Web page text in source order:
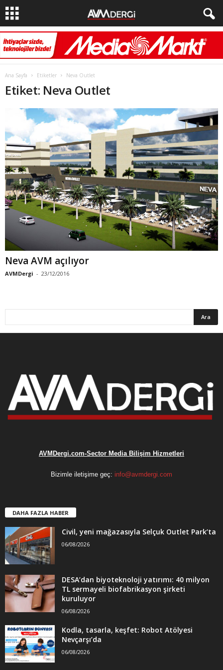
Ana Sayfa Etiketler Neva Outlet
Etiket: Neva Outlet
Neva AVM açılıyor
AVMDergi - 23/12/2016
AVMDergi.com-Sector Media Bilişim Hizmetleri
Bizimle iletişime geç: info@avmdergi.com
DAHA FAZLA HABER
Civil, yeni mağazasıyla Selçuk Outlet Park’ta
06/08/2026
DESA’dan biyoteknoloji yatırımı: 40 milyon
TL sermayeli biofabrikasyon şirketi
kuruluyor
06/08/2026
Kodla, tasarla, keşfet: Robot Atölyesi
Nevçarşı’da
06/08/2026